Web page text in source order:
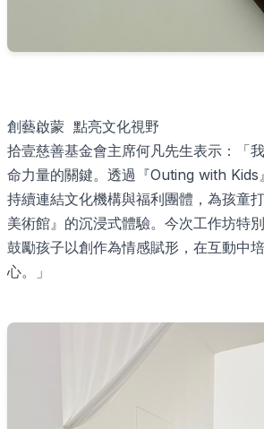
創藝啟蒙 點亮文化視野
拾壹慈善基金會主席何凡先生表示：「
命力量的關鍵。透過『Outing with Kids
持續連結文化機構與福利團體，為孩童
美術館』的沉浸式體驗。今次工作坊特
鼓勵孩子以創作為情感賦形，在互動中
心。」